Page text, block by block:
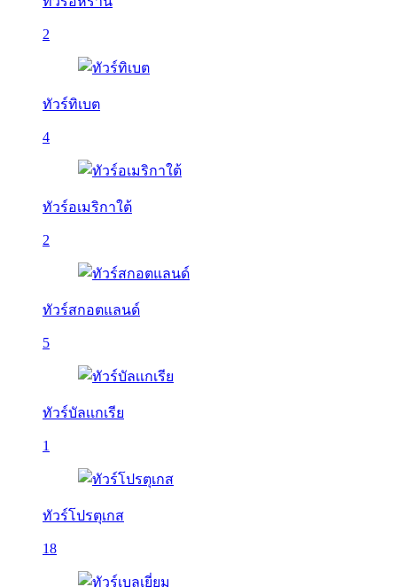
2
ทัวร์ทิเบต
4
ทัวร์อเมริกาใต้
2
ทัวร์สกอตแลนด์
5
ทัวร์บัลเเกเรีย
1
ทัวร์โปรตุเกส
18